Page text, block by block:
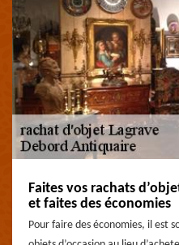
Faites vos rachats
et faites des économies
Pour faire des économies, il est